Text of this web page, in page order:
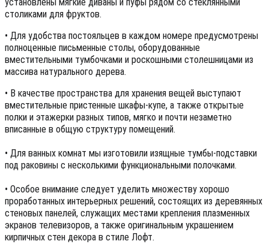
столиками для фруктов.
• Для удобства постояльцев в каждом номере предусмотрены
полноценные письменные столы, оборудованные
вместительными тумбочками и роскошными столешницами из
массива натурального дерева.
• В качестве пространства для хранения вещей выступают
вместительные пристенные шкафы-купе, а также открытые
полки и этажерки разных типов, мягко и почти незаметно
вписанные в общую структуру помещений.
• Для ванных комнат мы изготовили изящные тумбы-подставки
под раковины с несколькими функциональными полочками.
• Особое внимание следует уделить множеству хорошо
проработанных интерьерных решений, состоящих из деревянных
стеновых панелей, служащих местами крепления плазменных
экранов телевизоров, а также оригинальным украшением
кирпичных стен декора в стиле Лофт.